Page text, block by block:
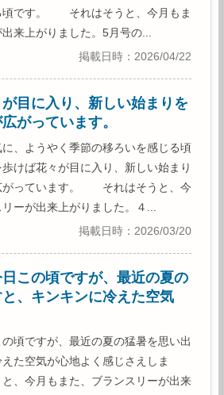
頃です。 それはそうと、今月もま
来上がりました。5月号の...
掲載日時：2026/04/22
目に入り、新しい始まりを
がっています。
、ようやく季節の移ろいを感じる頃
けば花々が目に入り、新しい始まり
がっています。 それはそうと、今
ーが出来上がりました。４...
掲載日時：2026/03/20
この頃ですが、最近の夏の
、キンキンに冷えた空気
頃ですが、最近の夏の猛暑を思い出
た空気が心地よく感じさえしま
今月もまた、ブランスリーが出来